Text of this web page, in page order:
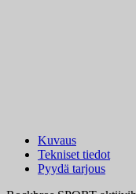
Kuvaus
Tekniset tiedot
Pyydä tarjous